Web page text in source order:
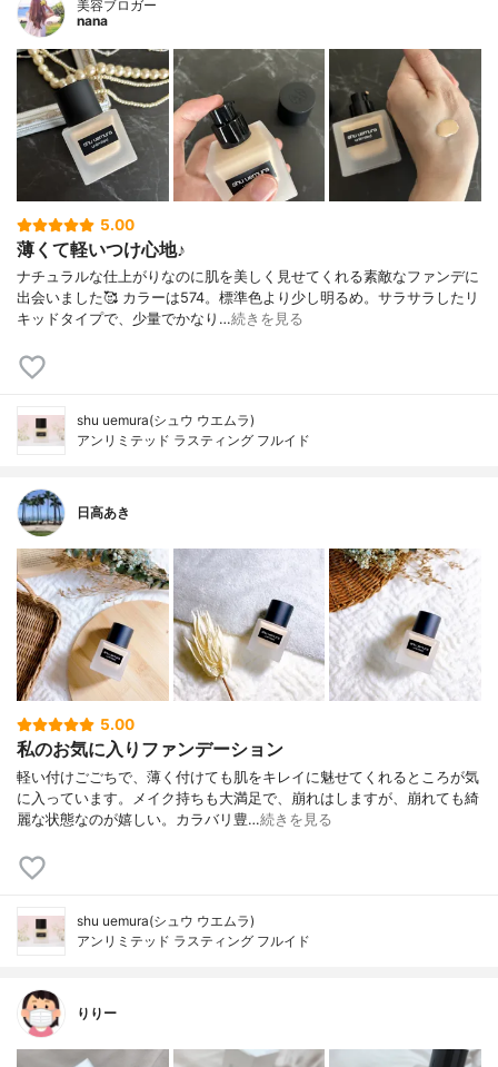
美容ブロガー
nana
5.00
薄くて軽いつけ心地♪
ナチュラルな仕上がりなのに肌を美しく見せてくれる素敵なファンデに
出会いました🥰 カラーは574。標準色より少し明るめ。サラサラしたリ
キッドタイプで、少量でかなり…続きを見る
shu uemura(シュウ ウエムラ)
アンリミテッド ラスティング フルイド
日高あき
5.00
私のお気に入りファンデーション
軽い付けごごちで、薄く付けても肌をキレイに魅せてくれるところが気
に入っています。メイク持ちも大満足で、崩れはしますが、崩れても綺
麗な状態なのが嬉しい。カラバリ豊…続きを見る
shu uemura(シュウ ウエムラ)
アンリミテッド ラスティング フルイド
りりー